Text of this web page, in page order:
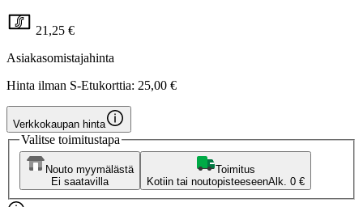
21,25 €
Asiakasomistajahinta
Hinta ilman S-Etukorttia: 25,00 €
Verkkokaupan hinta
Valitse toimitustapa
Nouto myymälästä
Ei saatavilla
Toimitus
Kotiin tai noutopisteeseenAlk. 0 €